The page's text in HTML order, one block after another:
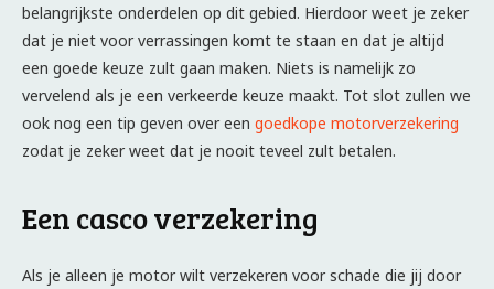
belangrijkste onderdelen op dit gebied. Hierdoor weet je zeker
dat je niet voor verrassingen komt te staan en dat je altijd
een goede keuze zult gaan maken. Niets is namelijk zo
vervelend als je een verkeerde keuze maakt. Tot slot zullen we
ook nog een tip geven over een goedkope motorverzekering
zodat je zeker weet dat je nooit teveel zult betalen.
Een casco verzekering
Als je alleen je motor wilt verzekeren voor schade die jij door